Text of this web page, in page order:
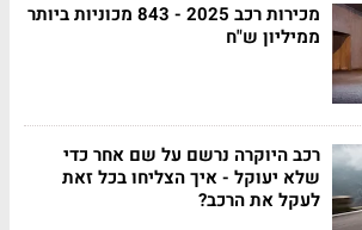
מכירות רכב 2025 - 843 מכוניות ביותר
ממיליון ש"ח
רכב היוקרה נרשם על שם אחר כדי
שלא יעוקל - איך הצליחו בכל זאת
לעקל את הרכב?